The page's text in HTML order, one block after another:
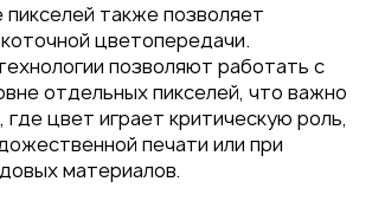
пикселей также позволяет
цветопередачи.
позволяют работать с
отдельных пикселей, что важно
где цвет играет критическую роль,
печати или при
материалов.